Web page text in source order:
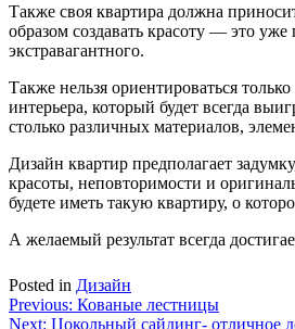
Также своя квартира должна
образом создавать красоту — это
экстравагантного.
Также нельзя ориентироваться
интерьера, который будет всегда
столько различных материалов,
Дизайн квартир предполагает
красоты, неповторимости и
будете иметь такую квартиру, о
А желаемый результат всегда
Posted in Дизайн
Навигация
Previous: Кованые лестницы
Next: Цокольный сайдинг- отличное